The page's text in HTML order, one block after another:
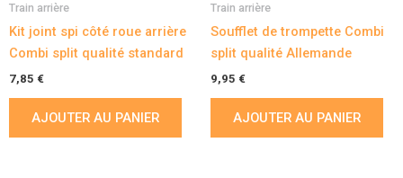
Train arrière
Kit joint spi côté roue arrière
Combi split qualité standard
7,85 €
AJOUTER AU PANIER
Train arrière
Soufflet de trompette Combi
split qualité Allemande
9,95 €
AJOUTER AU PANIER